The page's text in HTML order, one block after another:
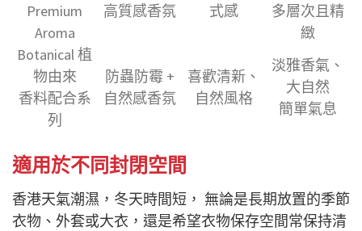
Premium
Aroma
高質感香氛
式感
多層次且精
緻
Botanical 植
物由來
香料配合系
列
防蟲防霉 +
自然感香氛
喜歡清新、
自然風格
淡雅香氣、
大自然
簡單氣息
適用於不同封閉空間
香港天氣潮濕，冬天時間短， 無論是長期放置的季節
衣物、外套或大衣，還是希望衣物保存空間常保持清